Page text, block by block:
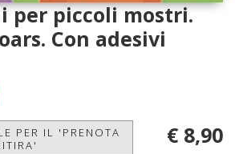
per piccoli mostri.
Con adesivi
PER IL 'PRENOTA
€ 8,90